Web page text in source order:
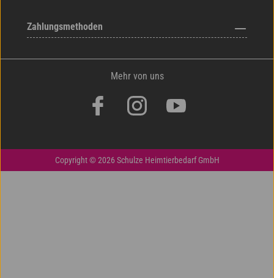
Zahlungsmethoden
Mehr von uns
Copyright © 2026 Schulze Heimtierbedarf GmbH